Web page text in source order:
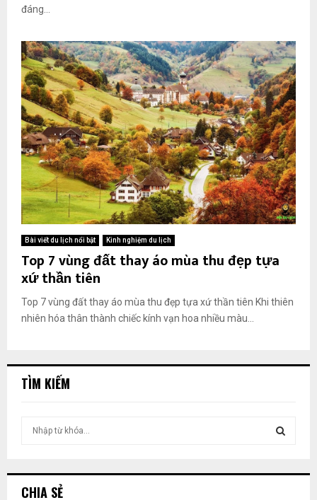
đáng...
Bài viết du lịch nổi bật Kinh nghiệm du lịch
Top 7 vùng đất thay áo mùa thu đẹp tựa
xứ thần tiên
Top 7 vùng đất thay áo mùa thu đẹp tựa xứ thần tiên Khi thiên
nhiên hóa thân thành chiếc kính vạn hoa nhiều màu...
TÌM KIẾM
CHIA SẺ